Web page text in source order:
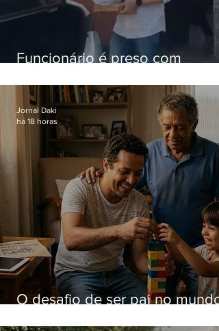
Funcionário é preso com
Hospital do Andaraí
O desafio de ser pai no mundo
Jornal Daki
há 18 horas